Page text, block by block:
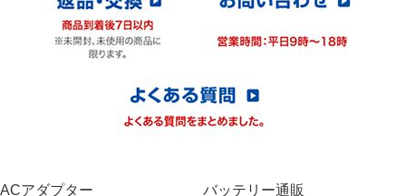
ACアダプター バッテリー通販